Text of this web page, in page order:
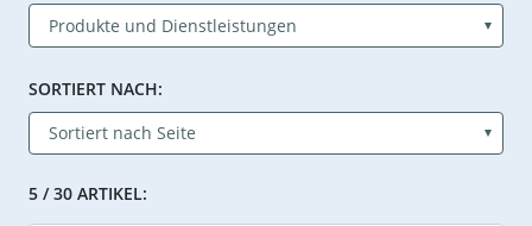
SORTIERT NACH:
5 / 30 ARTIKEL: